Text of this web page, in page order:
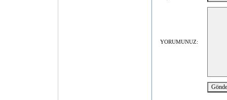
YORUMUNUZ: